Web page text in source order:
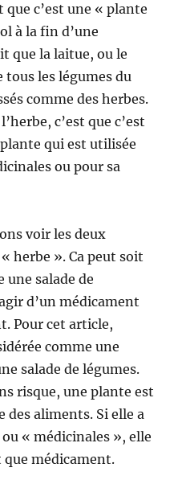
c’est une « plante
à la fin d’une
que la laitue, ou le
tous les légumes du
comme des herbes.
c’est que c’est
qui est utilisée
ou pour sa
voir les deux
herbe ». Ca peut soit
salade de
d’un médicament
Pour cet article,
comme une
salade de légumes.
risque, une plante est
des aliments. Si elle a
« médicinales », elle
que médicament.